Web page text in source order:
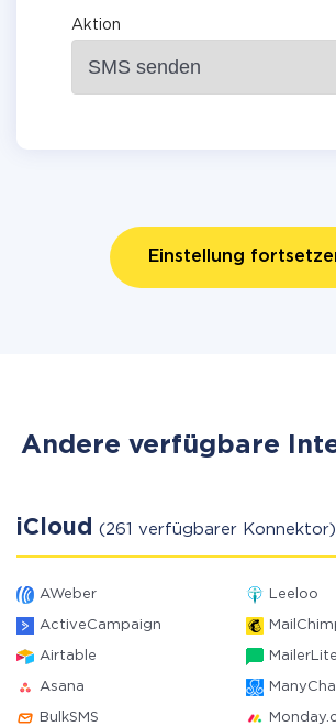
Aktion
Einstellung
Andere verfügbare
iCloud (261 verfügbarer Konnektor)
AWeber Leeloo
ActiveCampaign
Airtable MailerLite
Asana
BulkSMS